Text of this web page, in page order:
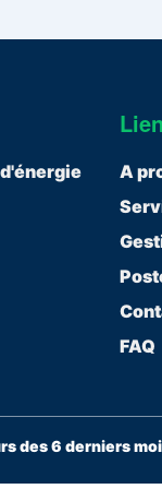
A
FAQ
des 6 derniers